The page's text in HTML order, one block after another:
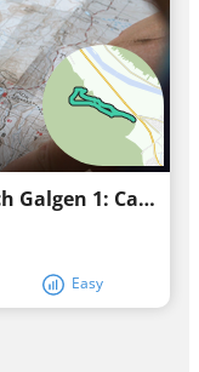
Caminada circular Kleinheubach Galgen 1: Camí del Forca
Easy